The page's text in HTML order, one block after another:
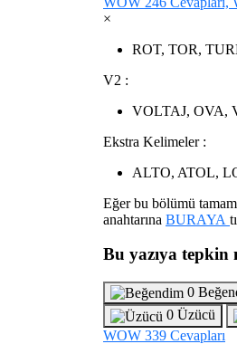
×
ROT, TOR,
V2 :
VOLTAJ, OVA,
Ekstra Kelimeler :
ALTO, ATOL,
Eğer bu bölümü
anahtarına BURAYA
Bu yazıya tepkin
0
0 Üzücü
WOW 339 Cevapları